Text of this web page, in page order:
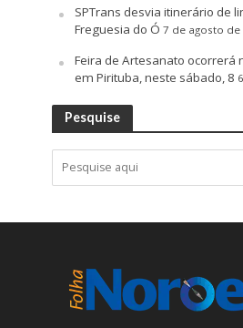
SPTrans desvia itinerário de
Freguesia do Ó 7 de agosto de
Feira de Artesanato ocorrerá
em Pirituba, neste sábado, 8
Pesquise